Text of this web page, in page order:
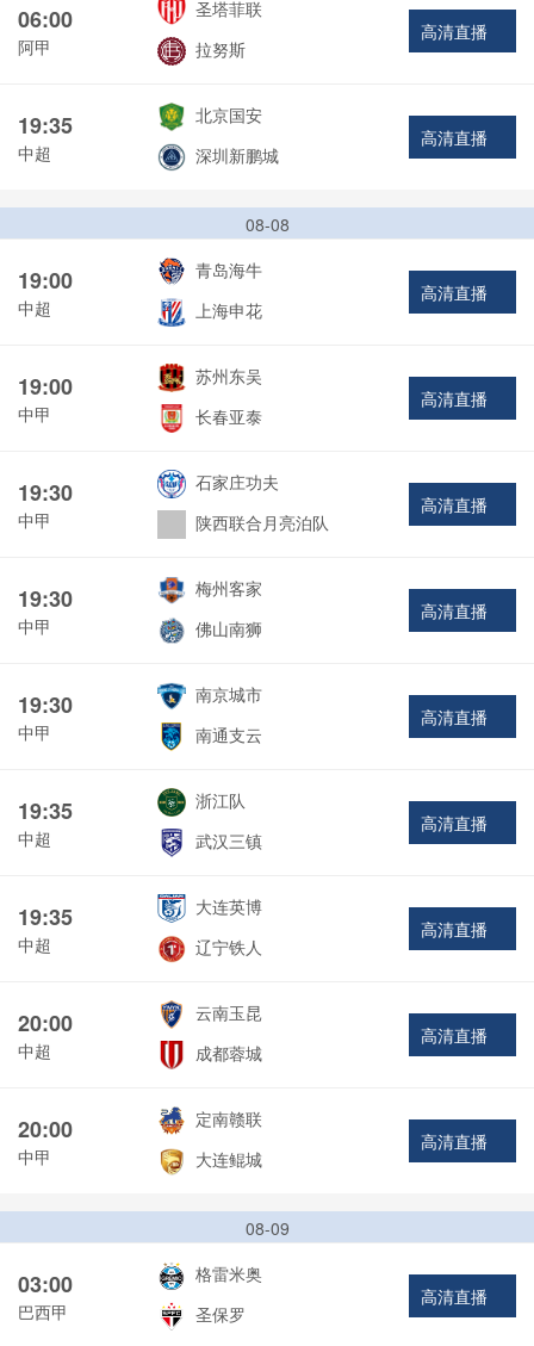
06:00
阿甲
圣塔菲联
拉努斯
高清直播
19:35
中超
北京国安
深圳新鹏城
高清直播
08-08
19:00
中超
青岛海牛
上海申花
高清直播
19:00
中甲
苏州东吴
长春亚泰
高清直播
19:30
中甲
石家庄功夫
陕西联合月亮泊队
高清直播
19:30
中甲
梅州客家
佛山南狮
高清直播
19:30
中甲
南京城市
南通支云
高清直播
19:35
中超
浙江队
武汉三镇
高清直播
19:35
中超
大连英博
辽宁铁人
高清直播
20:00
中超
云南玉昆
成都蓉城
高清直播
20:00
中甲
定南赣联
大连鲲城
高清直播
08-09
03:00
巴西甲
格雷米奥
圣保罗
高清直播